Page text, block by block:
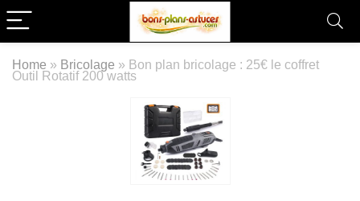
Home » Bricolage » Bon plan bricolage : 25€ le coffret
Outil Rotatif 200 watts